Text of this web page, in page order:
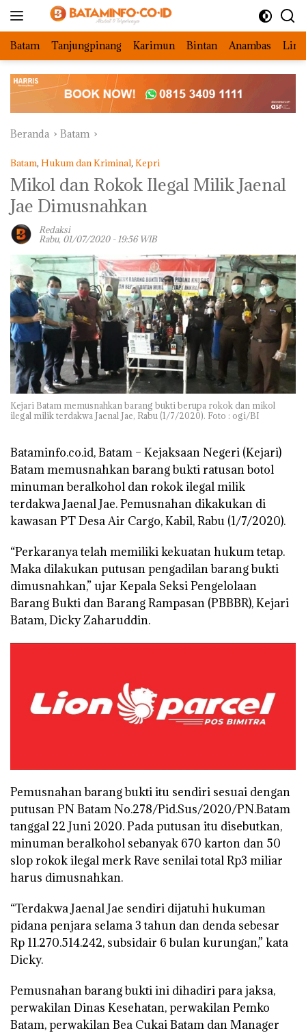
Batam Tanjungpinang Karimun Bintan Anambas
Beranda Batam
Batam, Hukum dan Kriminal, Kepri
Mikol dan Rokok Ilegal Milik Jaenal
Jae Dimusnahkan
Redaksi
Rabu, 01/07/2020 - 19:56 WIB
Kejari Batam memusnahkan barang bukti berupa rokok dan mikol
ilegal milik terdakwa Jaenal Jae, Rabu (1/7/2020). Foto : ogi/BI
Bataminfo.co.id, Batam – Kejaksaan Negeri (Kejari)
Batam memusnahkan barang bukti ratusan botol
minuman beralkohol dan rokok ilegal milik
terdakwa Jaenal Jae. Pemusnahan dikakukan di
kawasan PT Desa Air Cargo, Kabil, Rabu (1/7/2020).
“Perkaranya telah memiliki kekuatan hukum tetap.
Maka dilakukan putusan pengadilan barang bukti
dimusnahkan,” ujar Kepala Seksi Pengelolaan
Barang Bukti dan Barang Rampasan (PBBBR), Kejari
Batam, Dicky Zaharuddin.
Pemusnahan barang bukti itu sendiri sesuai dengan
putusan PN Batam No.278/Pid.Sus/2020/PN.Batam
tanggal 22 Juni 2020. Pada putusan itu disebutkan,
minuman beralkohol sebanyak 670 karton dan 50
slop rokok ilegal merk Rave senilai total Rp3 miliar
harus dimusnahkan.
“Terdakwa Jaenal Jae sendiri dijatuhi hukuman
pidana penjara selama 3 tahun dan denda sebesar
Rp 11.270.514.242, subsidair 6 bulan kurungan,” kata
Dicky.
Pemusnahan barang bukti ini dihadiri para jaksa,
perwakilan Dinas Kesehatan, perwakilan Pemko
Batam, perwakilan Bea Cukai Batam dan Manager